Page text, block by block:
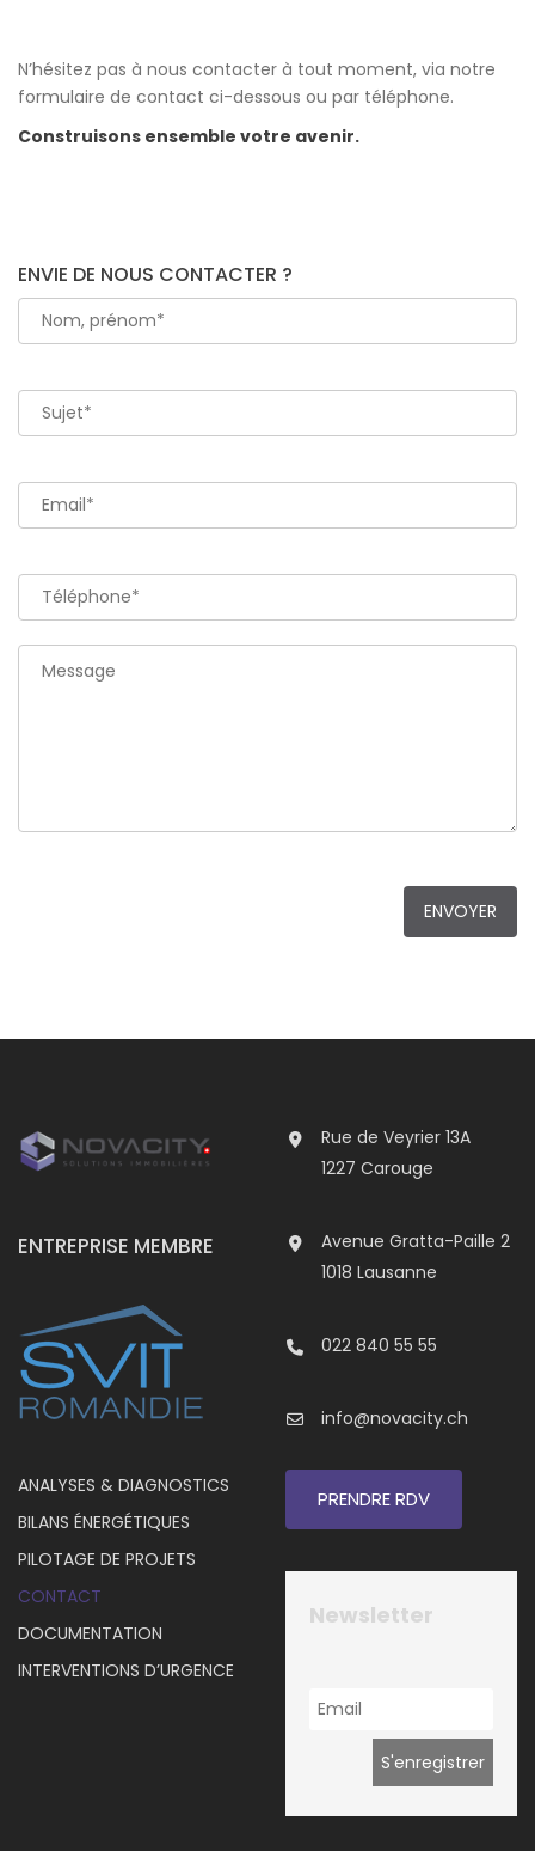
N’hésitez pas à nous contacter à tout moment, via notre
formulaire de contact ci-dessous ou par téléphone.
Construisons ensemble votre avenir.
ENVIE DE NOUS CONTACTER ?
ENTREPRISE MEMBRE
Rue de Veyrier 13A
1227 Carouge
Avenue Gratta-Paille 2
1018 Lausanne
022 840 55 55
info@novacity.ch
ANALYSES & DIAGNOSTICS
BILANS ÉNERGÉTIQUES
PILOTAGE DE PROJETS
CONTACT
DOCUMENTATION
INTERVENTIONS D’URGENCE
PRENDRE RDV
Newsletter